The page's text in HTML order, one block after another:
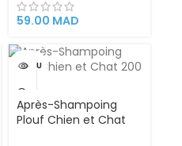
chien – Bio PetActive
– 200 ml
59.00 MAD
VENDU
Après-Shampoing
Plouf Chien et Chat